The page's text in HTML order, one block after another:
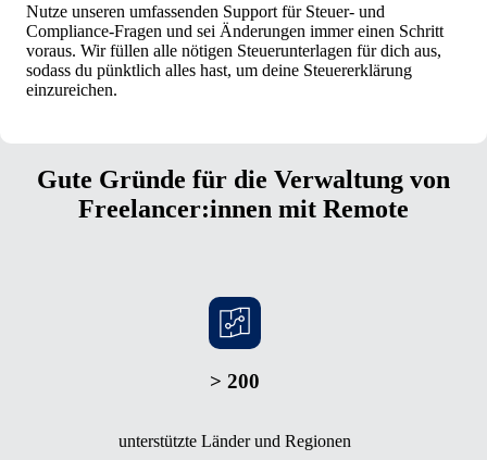
Nutze unseren umfassenden Support für Steuer- und
Compliance-Fragen und sei Änderungen immer einen Schritt
voraus. Wir füllen alle nötigen Steuerunterlagen für dich aus,
sodass du pünktlich alles hast, um deine Steuererklärung
einzureichen.
Gute Gründe für die Verwaltung von
Freelancer:innen mit Remote
> 200
unterstützte Länder und Regionen